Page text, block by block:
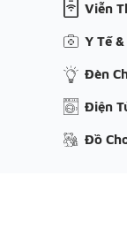
Viễn
Y Tế
Đèn
Điện
Đồ